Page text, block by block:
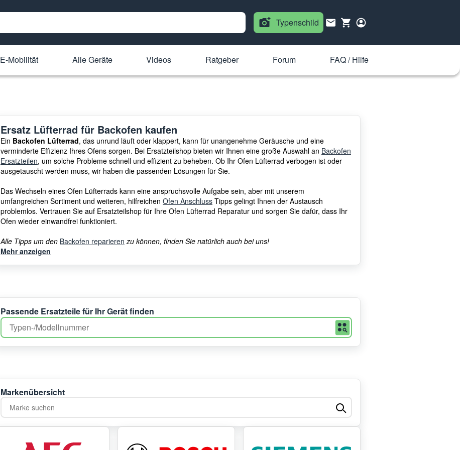
Typenschild
E-Mobilität Alle Geräte Videos Ratgeber Forum FAQ / Hilfe
Ersatz Lüfterrad für Backofen kaufen
Ein Backofen Lüfterrad, das unrund läuft oder klappert, kann für unangenehme Geräusche und eine
verminderte Effizienz Ihres Ofens sorgen. Bei Ersatzteilshop bieten wir Ihnen eine große Auswahl an Backofen
Ersatzteilen, um solche Probleme schnell und effizient zu beheben. Ob Ihr Ofen Lüfterrad verbogen ist oder
ausgetauscht werden muss, wir haben die passenden Lösungen für Sie.
Das Wechseln eines Ofen Lüfterrads kann eine anspruchsvolle Aufgabe sein, aber mit unserem
umfangreichen Sortiment und weiteren, hilfreichen Ofen Anschluss Tipps gelingt Ihnen der Austausch
problemlos. Vertrauen Sie auf Ersatzteilshop für Ihre Ofen Lüfterrad Reparatur und sorgen Sie dafür, dass Ihr
Ofen wieder einwandfrei funktioniert.
Alle Tipps um den Backofen reparieren zu können, finden Sie natürlich auch bei uns!
Mehr anzeigen
Passende Ersatzteile für Ihr Gerät finden
Markenübersicht
Marke suchen